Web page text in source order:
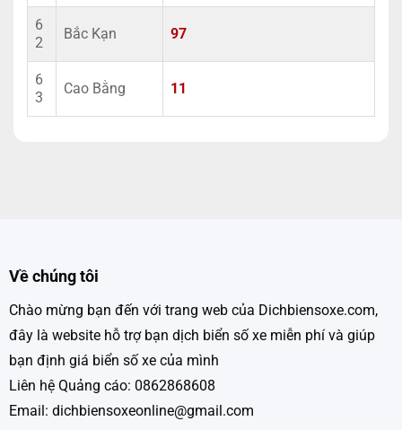
6
2
Bắc Kạn 97
6
3
Cao Bằng 11
Về chúng tôi
Chào mừng bạn đến với trang web của Dichbiensoxe.com,
đây là website hỗ trợ bạn dịch biển số xe miễn phí và giúp
bạn định giá biển số xe của mình
Liên hệ Quảng cáo: 0862868608
Email: dichbiensoxeonline@gmail.com